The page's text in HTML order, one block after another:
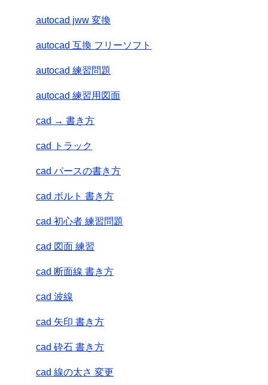
autocad jww 変換
autocad 互換 フリーソフト
autocad 練習問題
autocad 練習用図面
cad → 書き方
cad トラック
cad パースの書き方
cad ボルト 書き方
cad 初心者 練習問題
cad 図面 練習
cad 断面線 書き方
cad 波線
cad 矢印 書き方
cad 砕石 書き方
cad 線の太さ 変更